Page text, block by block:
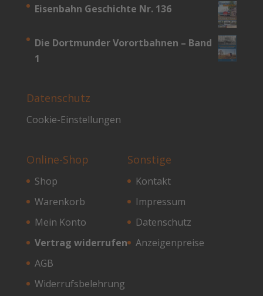
Eisenbahn Geschichte Nr. 136
Die Dortmunder Vorortbahnen – Band
1
Datenschutz
Cookie-Einstellungen
Online-Shop
Shop
Warenkorb
Mein Konto
Vertrag widerrufen
AGB
Widerrufsbelehrung
Sonstige
Kontakt
Impressum
Datenschutz
Anzeigenpreise